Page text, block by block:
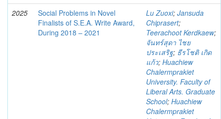
2025
Social Problems in Novel
Finalists of S.E.A. Write Award,
During 2018 – 2021
Lu Zuoxi; Jansuda
Chiprasert;
Teerachoot Kerdkaew;
จันทร์สุดา ไชย
ประเสริฐ; ธีรโชติ เกิด
แก้ว; Huachiew
Chalermprakiet
University. Faculty of
Liberal Arts. Graduate
School; Huachiew
Chalermprakiet